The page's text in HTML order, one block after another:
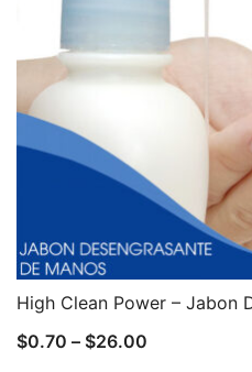
High Clean Power – Jabon
$0.70 – $26.00